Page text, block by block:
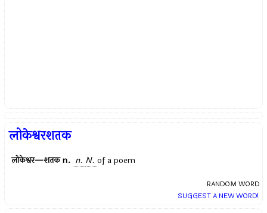
लोकेश्वरशतक
लोकेश्वर—शतकn. n. N. of a poem
RANDOM WORD
SUGGEST A NEW WORD!